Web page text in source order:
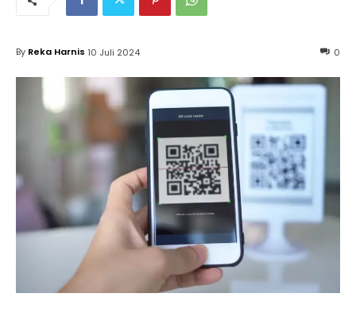
0
By Reka Harnis 10 Juli 2024